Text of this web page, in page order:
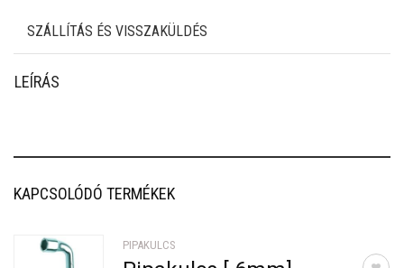
SZÁLLÍTÁS ÉS VISSZAKÜLDÉS
LEÍRÁS
KAPCSOLÓDÓ TERMÉKEK
PIPAKULCS